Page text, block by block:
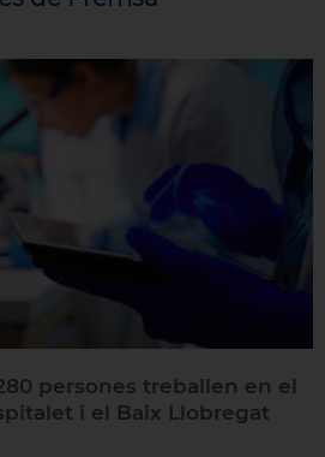
persones treballen en el
i el Baix Llobregat